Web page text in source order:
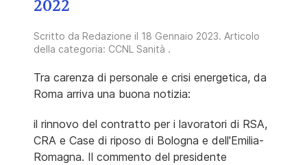
2022
Scritto da Redazione il 18 Gennaio 2023. Articolo
della categoria: CCNL Sanità .
Tra carenza di personale e crisi energetica, da
Roma arriva una buona notizia:
il rinnovo del contratto per i lavoratori di RSA,
CRA e Case di riposo di Bologna e dell'Emilia-
Romagna. Il commento del presidente